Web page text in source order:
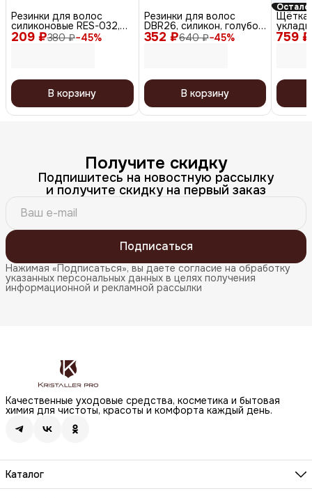
209 ₽380 ₽−45%
Резинки для волос
силиконовые RES-032,
черный/белый, 50 шт.
В корзину
352 ₽640 ₽−45%
Резинки для волос
DBR26, силикон, голубой,
жёлтый, оранжевый, 12
шт.
В корзину
759 ₽
Щётка
Получите скидку
Подпишитесь на новостную рассылку
и получите скидку на первый заказ
Подписаться
Нажимая «Подписаться», вы даете согласие на обработку
указанных персональных данных в целях получения
информационной и рекламной рассылки
Качественные уходовые средства, косметика и бытовая
химия для чистоты, красоты и комфорта каждый день.
Каталог
Бренды